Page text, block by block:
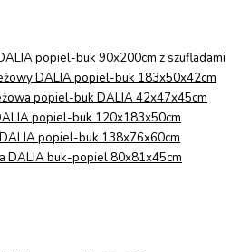
popiel-buk 90x200cm z szufladami
DALIA popiel-buk 183x50x42cm
popiel-buk DALIA 42x47x45cm
popiel-buk 120x183x50cm
popiel-buk 138x76x60cm
DALIA buk-popiel 80x81x45cm